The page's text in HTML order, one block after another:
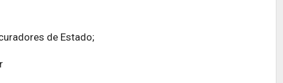
de Estado;